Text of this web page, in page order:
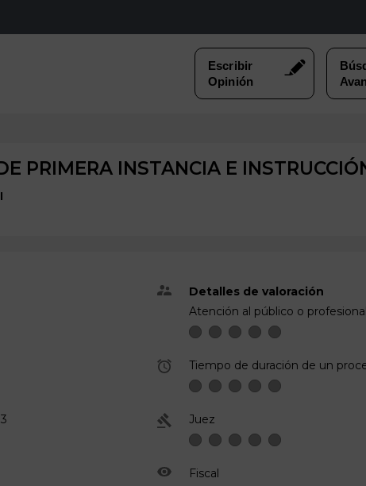
PRIMERA INSTANCIA E
Detalles de valoración
Atención al público o
Tiempo de duración de un
Juez
Fiscal